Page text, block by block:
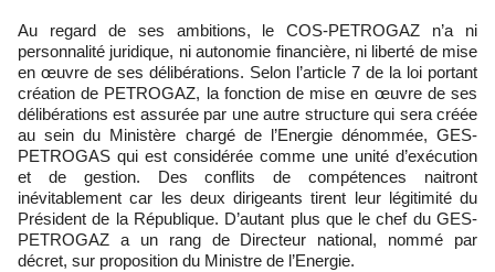
Au regard de ses ambitions, le COS-PETROGAZ n’a ni
personnalité juridique, ni autonomie financière, ni liberté de mise
en œuvre de ses délibérations. Selon l’article 7 de la loi portant
création de PETROGAZ, la fonction de mise en œuvre de ses
délibérations est assurée par une autre structure qui sera créée
au sein du Ministère chargé de l’Energie dénommée, GES-
PETROGAS qui est considérée comme une unité d’exécution
et de gestion. Des conflits de compétences naitront
inévitablement car les deux dirigeants tirent leur légitimité du
Président de la République. D’autant plus que le chef du GES-
PETROGAZ a un rang de Directeur national, nommé par
décret, sur proposition du Ministre de l’Energie.